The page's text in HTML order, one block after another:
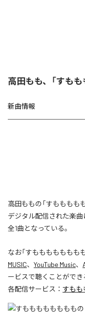
高田もも、「すも
新曲情報
高田ももの「すもももも
デジタル配信された楽曲
全1曲となっている。
なお「すももももももも
MUSIC、 YouTube Music、
ービスで聴くことができ
各配信サービス： すもも